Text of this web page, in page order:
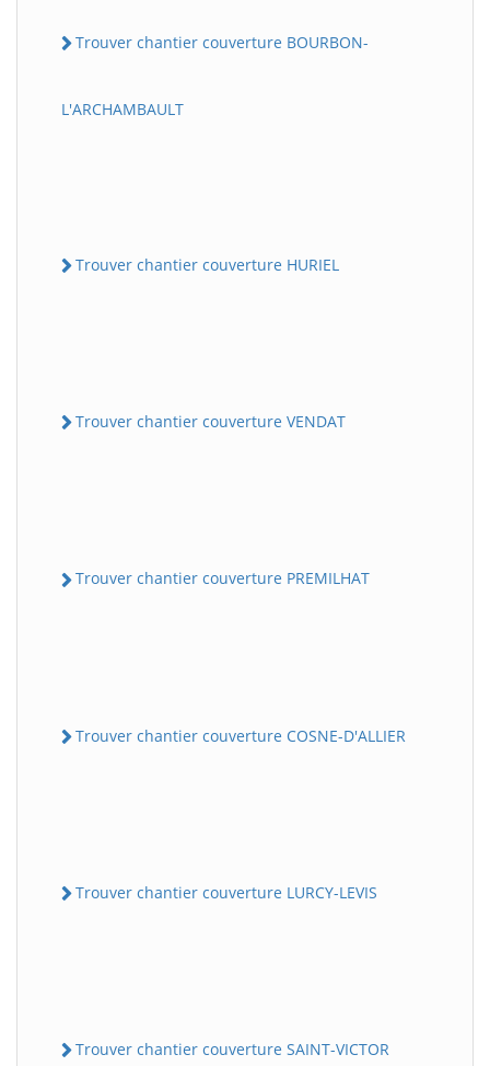
Trouver chantier couverture BOURBON-
L'ARCHAMBAULT
Trouver chantier couverture HURIEL
Trouver chantier couverture VENDAT
Trouver chantier couverture PREMILHAT
Trouver chantier couverture COSNE-D'ALLIER
Trouver chantier couverture LURCY-LEVIS
Trouver chantier couverture SAINT-VICTOR